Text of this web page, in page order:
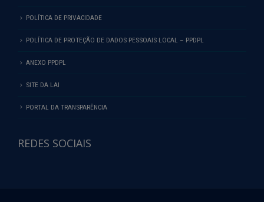
POLÍTICA DE PRIVACIDADE
POLÍTICA DE PROTEÇÃO DE DADOS PESSOAIS LOCAL – PPDPL
ANEXO PPDPL
SITE DA LAI
PORTAL DA TRANSPARÊNCIA
REDES SOCIAIS